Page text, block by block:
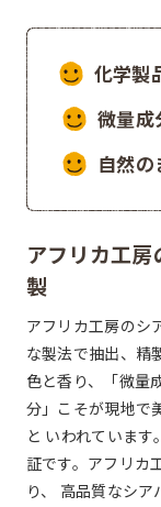
化学製
微量成
自然の
アフリカ工
製
アフリカ工房のシ
な製法で抽出、精
色と香り、「微量
分」こそが現地で
と いわれていま
証です。アフリカ
り、 高品質なシア